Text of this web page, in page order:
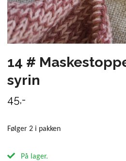
14 #
syrin
45,-
Følger 2 i pakken
På lager.